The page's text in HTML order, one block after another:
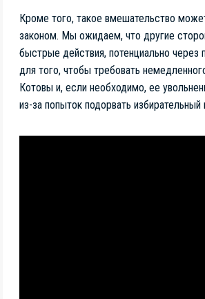
Кроме того, такое вмешательство
законом. Мы ожидаем, что другие
быстрые действия, потенциально через
для того, чтобы требовать
Котовы и, если необходимо, ее
из-за попыток подорвать избирательный